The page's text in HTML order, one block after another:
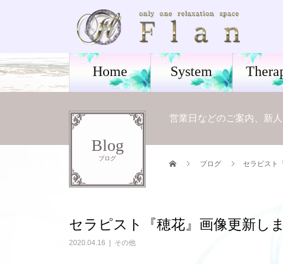
Home System
Blog
ブログ
営業日などのご案内、新
ブログ セラピスト
セラピスト『穂花』画像更新し
2020.04.16 その他